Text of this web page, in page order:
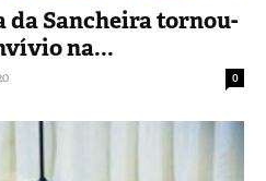
da Sancheira tornou-
na...
0